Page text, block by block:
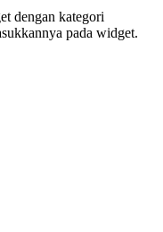
dengan kategori
pada widget.